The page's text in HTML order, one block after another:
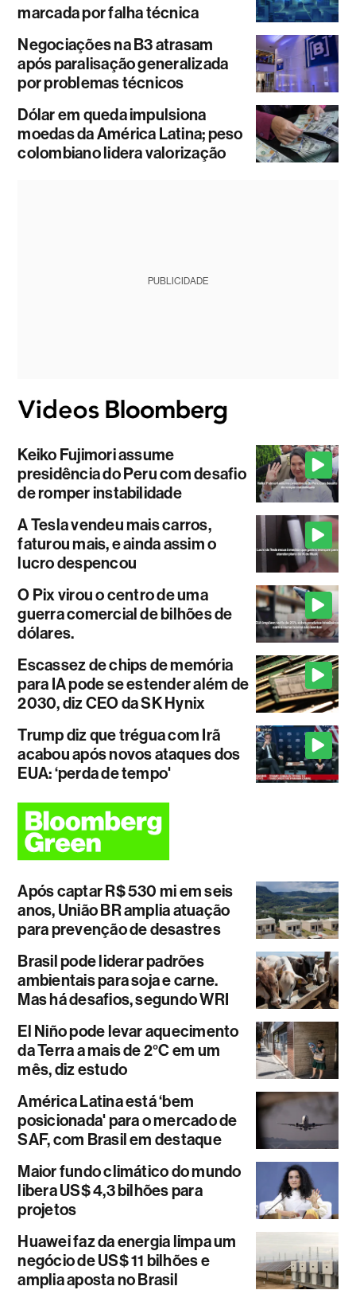
marcada por falha técnica
Negociações na B3 atrasam
após paralisação generalizada
por problemas técnicos
Dólar em queda impulsiona
moedas da América Latina; peso
colombiano lidera valorização
PUBLICIDADE
Keiko Fujimori assume
presidência do Peru com desafio
de romper instabilidade
A Tesla vendeu mais carros,
faturou mais, e ainda assim o
lucro despencou
O Pix virou o centro de uma
guerra comercial de bilhões de
dólares.
Escassez de chips de memória
para IA pode se estender além de
2030, diz CEO da SK Hynix
Trump diz que trégua com Irã
acabou após novos ataques dos
EUA: ‘perda de tempo'
Após captar R$ 530 mi em seis
anos, União BR amplia atuação
para prevenção de desastres
Brasil pode liderar padrões
ambientais para soja e carne.
Mas há desafios, segundo WRI
El Niño pode levar aquecimento
da Terra a mais de 2°C em um
mês, diz estudo
América Latina está ‘bem
posicionada' para o mercado de
SAF, com Brasil em destaque
Maior fundo climático do mundo
libera US$ 4,3 bilhões para
projetos
Huawei faz da energia limpa um
negócio de US$ 11 bilhões e
amplia aposta no Brasil